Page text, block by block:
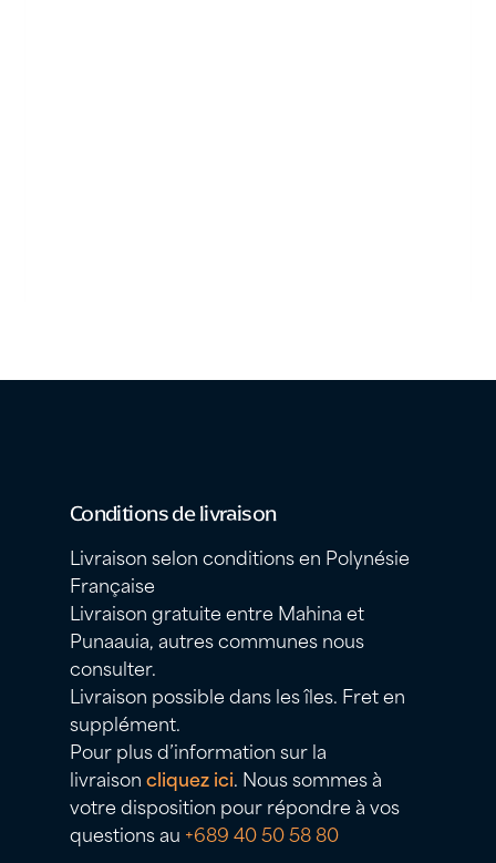
Conditions de livraison
Livraison selon conditions en Polynésie
Française
Livraison gratuite entre Mahina et
Punaauia, autres communes nous
consulter.
Livraison possible dans les îles. Fret en
supplément.
Pour plus d’information sur la
livraisoncliquez ici. Nous sommes à
votre disposition pour répondre à vos
questions au +689 40 50 58 80